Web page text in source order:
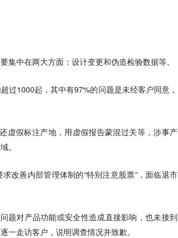
集中在两大方面： 设计变更和伪造检验数据等。
过1000起，其中有97%的问题是未经客户同意，
虚假标注产地，用虚假报告蒙混过关等，涉事产
。
改善内部管理体制的“特别注意股票”，面临退市
题对产品功能或安全性造成直接影响，也未接到
一走访客户，说明调查情况并致歉。